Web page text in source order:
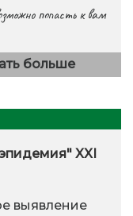
попасть к вам
больше
XXI
выявление